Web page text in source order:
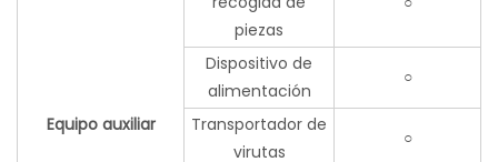
Equipo auxiliar
piezas
Dispositivo de
alimentación
○
Transportador de
virutas
○